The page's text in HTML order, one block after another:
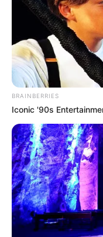
TEMAS
ACCIDENTE
MANTÉNGASE
favor,
ACTIVAR AHORA
BRAINBERRIES
Iconic '90s